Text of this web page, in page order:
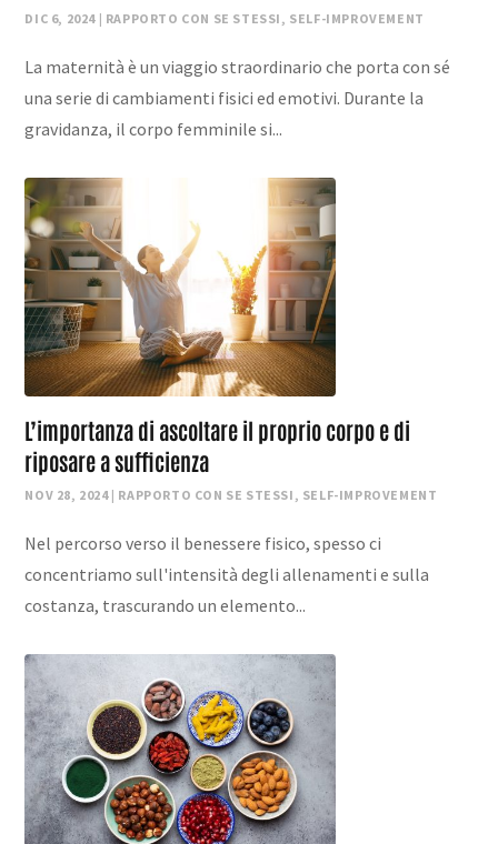
DIC 6, 2024 | RAPPORTO CON SE STESSI , SELF-IMPROVEMENT
La maternità è un viaggio straordinario che porta con sé
una serie di cambiamenti fisici ed emotivi. Durante la
gravidanza, il corpo femminile si...
L’importanza di ascoltare il proprio corpo e di
riposare a sufficienza
NOV 28, 2024| RAPPORTO CON SE STESSI , SELF-IMPROVEMENT
Nel percorso verso il benessere fisico, spesso ci
concentriamo sull'intensità degli allenamenti e sulla
costanza, trascurando un elemento...